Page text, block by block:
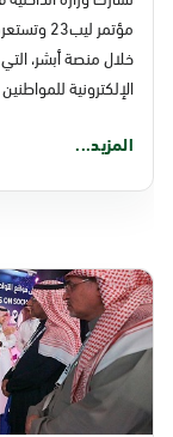
مؤتمر
خلال منصة أبشر،
الإلكترونية
المزيد...